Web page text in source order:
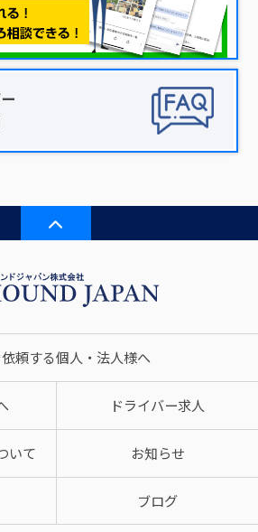
頼する個人・法人様へ
ドライバー求人
いて お知らせ
ブログ